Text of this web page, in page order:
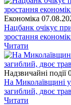
Економіка
Нацбанк очікує
зростання
Читати
Надзвичайні події
На Миколаївщині у
загиблий, двоє
Читати